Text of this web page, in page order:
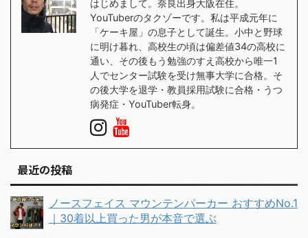
はじめまして。奈良出身大阪在住。
YouTuberのタクゾーです。私は平成元年に
「ケーキ屋」の息子として誕生。小中と野球
に明け暮れ、高校生の頃は偏差値34の高校に
通い、その後もう勉強のすえ高校から唯一1
人でセンター試験を受け無事大学に合格。そ
の後大学を退学・教員採用試験に合格・うつ
病発症・YouTuber転身。
最近の投稿
ノースフェイス マウンテンパーカー おすすめNo.1
｜30着以上買った男が本音で選ぶ